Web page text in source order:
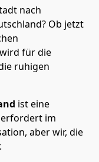
nach
Ob jetzt
wird für die
ruhigen
ist eine
im
aber wir, die